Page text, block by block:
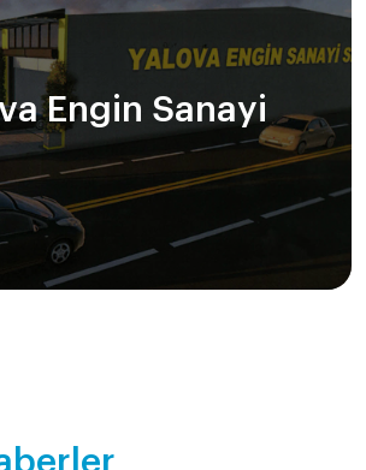
Engin Sanayi